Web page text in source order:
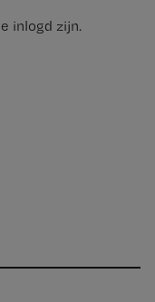
inlogd zijn.